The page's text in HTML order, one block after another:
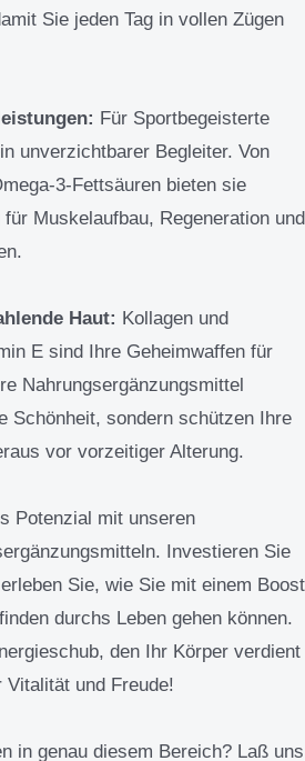
Sie jeden Tag in vollen Zügen
Für Sportbegeisterte
unverzichtbarer Begleiter. Von
3-Fettsäuren bieten sie
Muskelaufbau, Regeneration und
Haut: Kollagen und
E sind Ihre Geheimwaffen für
Nahrungsergänzungsmittel
Schönheit, sondern schützen Ihre
vor vorzeitiger Alterung.
Potenzial mit unseren
Investieren Sie
Sie, wie Sie mit einem Boost
durchs Leben gehen können.
den Ihr Körper verdient
und Freude!
in genau diesem Bereich? Laß uns